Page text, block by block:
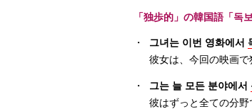
「独歩的」の韓国語「독
・ 그녀는 이번 영화에서
彼女は、今回の映画で
・ 그는 늘 모든 분야에서
彼はずっと全ての分野